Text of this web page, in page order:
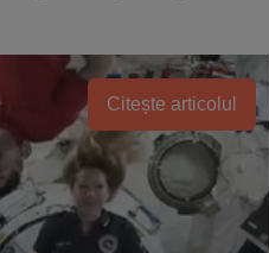
Citește articolul